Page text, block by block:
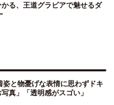
る、王道グラビアで魅せるダ
姿と物憂げな表情に思わずドキ
真」「透明感がスゴい」